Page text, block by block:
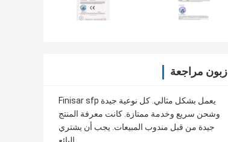
زبون مراجعة
Finisar sfp يعمل بشكل مثالي. كل نوعية جيدة
وشحن سريع وخدمة ممتازة. كانت معرفة المنتج
جيدة من قبل مندوب المبيعات. يجب أن يشتري